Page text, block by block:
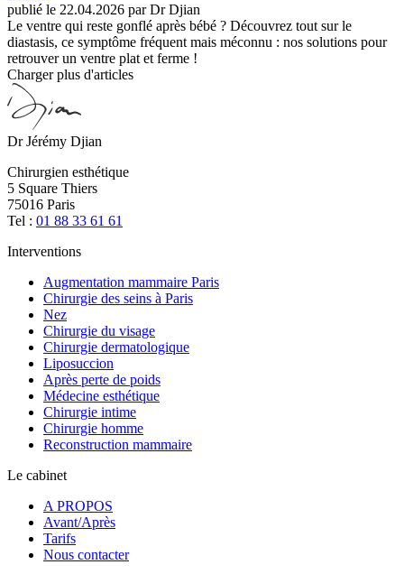
publié le 22.04.2026 par Dr Djian
Le ventre qui reste gonflé après bébé ? Découvrez tout sur le
diastasis, ce symptôme fréquent mais méconnu : nos solutions pour
retrouver un ventre plat et ferme !
Charger plus d'articles
Dr Jérémy Djian
Chirurgien esthétique
5 Square Thiers
75016 Paris
Tel : 01 88 33 61 61
Interventions
Augmentation mammaire Paris
Chirurgie des seins à Paris
Nez
Chirurgie du visage
Chirurgie dermatologique
Liposuccion
Après perte de poids
Médecine esthétique
Chirurgie intime
Chirurgie homme
Reconstruction mammaire
Le cabinet
A PROPOS
Avant/Après
Tarifs
Nous contacter